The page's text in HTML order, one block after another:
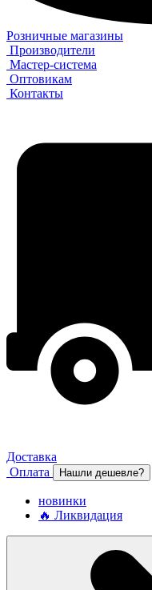
Розничные магазины
Производители
Мастер-система
Оптовикам
Контакты
Доставка
Оплата
Нашли дешевле?
новинки
🔥 Ликвидация